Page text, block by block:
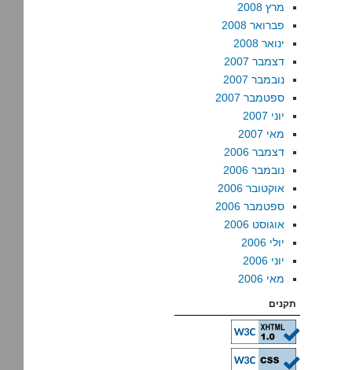
מרץ 2008
פברואר 2008
ינואר 2008
דצמבר 2007
נובמבר 2007
ספטמבר 2007
יוני 2007
מאי 2007
דצמבר 2006
נובמבר 2006
אוקטובר 2006
ספטמבר 2006
אוגוסט 2006
יולי 2006
יוני 2006
מאי 2006
תקנים